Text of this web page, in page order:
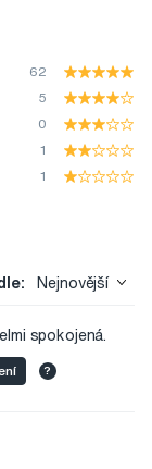
62
5
0
1
1
Nejnovější
spokojená.
?